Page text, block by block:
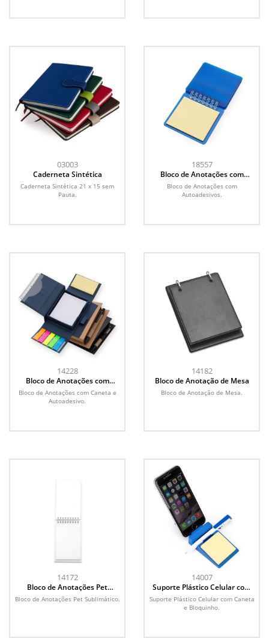
03003
Caderneta Sintética
Caderneta Sintética 21 x 15 sem
Pauta.
18557
Bloco de Anotações com
Autoadesivos
Bloco de Anotações com
Autoadesivos.
14228
Bloco de Anotações com
Caneta e Autoadesivo
Bloco de Anotações com Caneta e
Autoadesivo.
14182
Bloco de Anotação de Mesa
Bloco de Anotação de Mesa.
14172
Bloco de Anotações Pet
Sublimático
Bloco de Anotações Pet Sublimático.
14007
Suporte Plástico Celular com
Caneta e Bloquinho
Suporte Plástico Celular com Caneta
e Bloquinho.